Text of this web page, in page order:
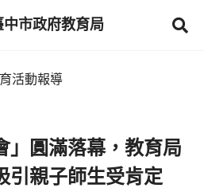
中市政府教育局
活動報導
」圓滿落幕，教育局
引親子師生受肯定